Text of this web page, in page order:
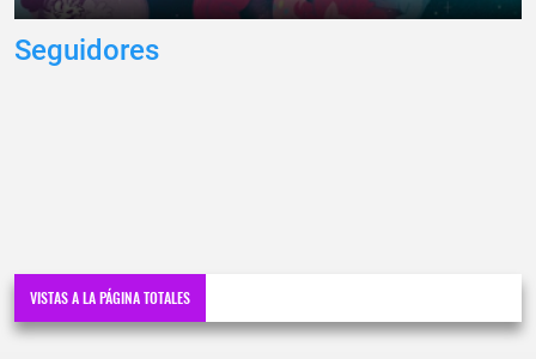
Seguidores
VISTAS A LA PÁGINA TOTALES